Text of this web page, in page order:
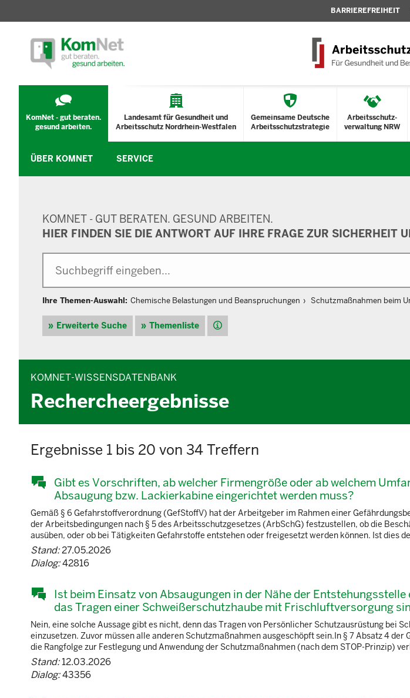
BARRIEREFREIHEIT
KomNet - gut beraten.
gesund arbeiten.
Landesamt für Gesundheit und
Arbeitsschutz Nordrhein-Westfalen
Gemeinsame Deutsche
Arbeitsschutzstrategie
Arbeitsschutz-
verwaltung NRW
ÜBER KOMNET SERVICE
KOMNET - GUT BERATEN. GESUND ARBEITEN.
HIER FINDEN SIE DIE ANTWORT AUF IHRE FRAGE ZUR SICHERHEIT
Ihre Themen-Auswahl: Chemische Belastungen und Beanspruchungen Schutzmaßnahmen beim
Erweiterte Suche Themenliste Hilfe
KOMNET-WISSENSDATENBANK
Rechercheergebnisse
Ergebnisse 1 bis 20 von 34 Treffern
Gibt es Vorschriften, ab welcher Firmengröße oder ab welchem
Absaugung bzw. Lackierkabine eingerichtet werden muss?
Gemäß § 6 Gefahrstoffverordnung (GefStoffV) hat der Arbeitgeber im Rahmen einer
der Arbeitsbedingungen nach § 5 des Arbeitsschutzgesetzes (ArbSchG) festzustellen, ob die
ausüben, oder ob bei Tätigkeiten Gefahrstoffe entstehen oder freigesetzt werden können. Ist dies
Stand:27.05.2026
Dialog:42816
Ist beim Einsatz von Absaugungen in der Nähe der
das Tragen einer Schweißerschutzhaube mit Frischluftversorgung
Nein, eine solche Aussage gibt es nicht, denn das Tragen von Persönlicher Schutzausrüstung bei
einzusetzen. Zuvor müssen alle anderen Schutzmaßnahmen ausgeschöpft sein.In § 7 Absatz 4
die Rangfolge zur Festlegung und Anwendung der Schutzmaßnahmen (nach dem STOP-Prinzip)
Stand:12.03.2026
Dialog:43356